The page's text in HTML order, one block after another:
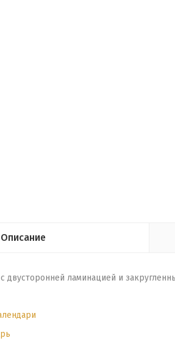
Описание
двусторонней ламинацией и